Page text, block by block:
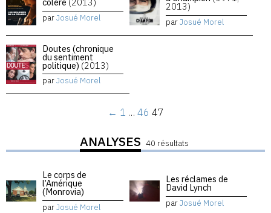
parJosué Morel
2013)
parJosué Morel
Doutes (chronique
du sentiment
politique) (2013)
parJosué Morel
← 1 … 46 47
ANALYSES 40 résultats
Le corps de
l’Amérique
(Monrovia)
parJosué Morel
Les réclames de
David Lynch
parJosué Morel